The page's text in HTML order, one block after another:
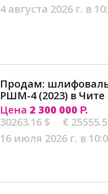
4 августа 2026 г. в
Продам:
РШМ-4 (2023) в Чите
Цена 2 300 000 Р.
30263.16 $
€
16 июля 2026 г. в